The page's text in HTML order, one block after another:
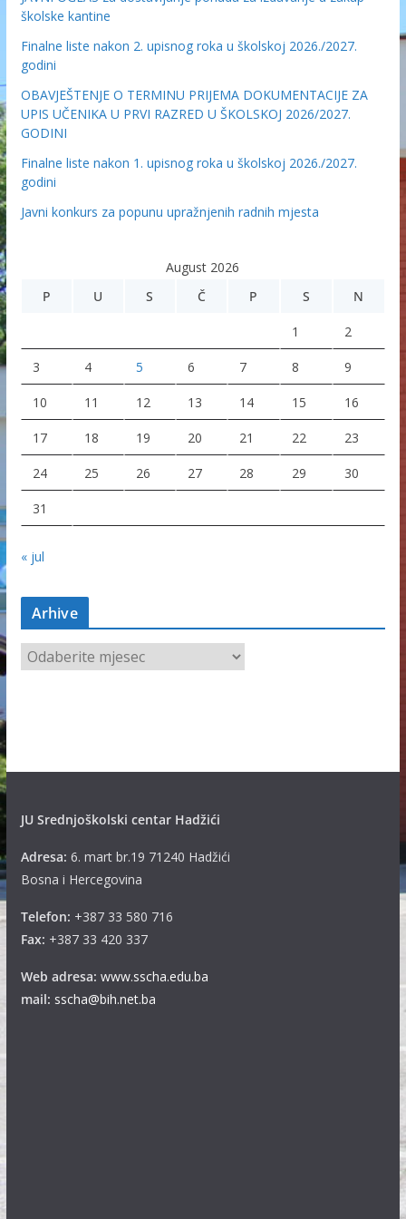
školske kantine
Finalne liste nakon 2. upisnog roka u školskoj 2026./2027.
godini
OBAVJEŠTENJE O TERMINU PRIJEMA DOKUMENTACIJE ZA
UPIS UČENIKA U PRVI RAZRED U ŠKOLSKOJ 2026/2027.
GODINI
Finalne liste nakon 1. upisnog roka u školskoj 2026./2027.
godini
Javni konkurs za popunu upražnjenih radnih mjesta
August 2026
P
U S Č P S N
1 2
3 4 5 6 7 8 9
10 11 12 13 14 15 16
17 18 19 20 21 22 23
24 25 26 27 28 29 30
31
« jul
Arhive
A
r
JU Srednjoškolski centar Hadžići
Adresa: 6. mart br.19 71240 Hadžići
Bosna i Hercegovina
Telefon: +387 33 580 716
Fax: +387 33 420 337
Web adresa: www.sscha.edu.ba
mail: sscha@bih.net.ba